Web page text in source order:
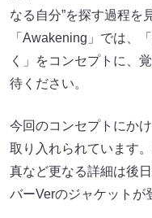
なる自分”を探す過程を
「Awakening」では、
く」をコンセプトに、
待ください。
今回のコンセプトにか
取り入れられています
真など更なる詳細は後
バーVerのジャケットが